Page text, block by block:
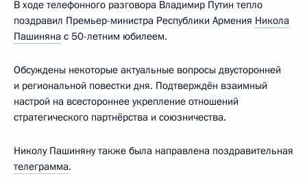
В ходе телефонного разговора Владимир Путин тепло
поздравил Премьер-министра Республики Армения Никола
Пашиняна с 50-летним юбилеем.
Обсуждены некоторые актуальные вопросы двусторонней
и региональной повестки дня. Подтверждён взаимный
настрой на всестороннее укрепление отношений
стратегического партнёрства и союзничества.
Николу Пашиняну также была направлена поздравительная
телеграмма.